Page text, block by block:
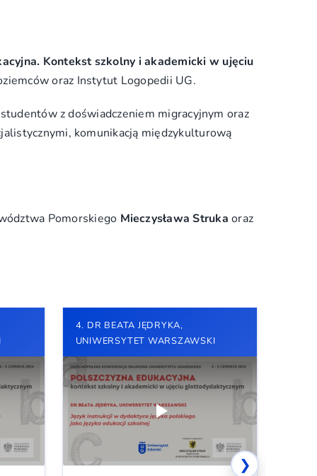
Kontekst szkolny i akademicki w ujęciu
oraz Instytut Logopedii UG.
z doświadczeniem migracyjnym oraz
komunikacją międzykulturową
Pomorskiego Mieczysława Struka oraz
4. DR BEATA JĘDRYKA,
UNIWERSYTET WARSZAWSKI
❯